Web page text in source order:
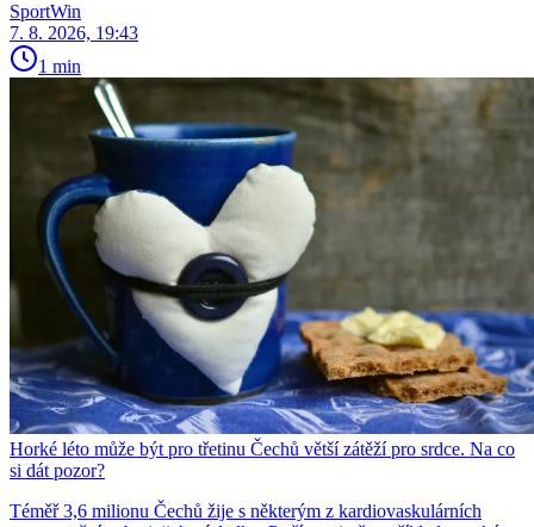
SportWin
7. 8. 2026, 19:43
1 min
Horké léto může být pro třetinu Čechů větší zátěží pro srdce. Na co
si dát pozor?
Téměř 3,6 milionu Čechů žije s některým z kardiovaskulárních